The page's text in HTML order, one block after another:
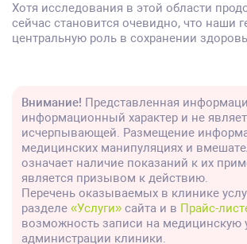
Хотя исследования в этой области
сейчас становится очевидно, что наши
центральную роль в сохранении
Внимание! Представленная
информационный характер и не
исчерпывающей. Размещение
медицинских манипуляциях и
означает наличие показаний к их
является призывом к действию.
Перечень оказываемых в клинике
разделе «Услуги» сайта и в Прайс-
возможность записи на медицинскую
администрации клиники.